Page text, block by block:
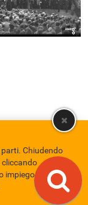
Privacy policy
Chiudendo
cliccando
in